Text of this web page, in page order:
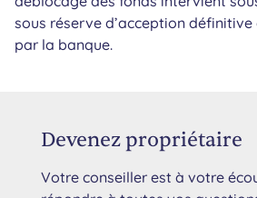
sous réserve d’acception
par la banque.
Devenez propriétaire
Votre conseiller est à votre